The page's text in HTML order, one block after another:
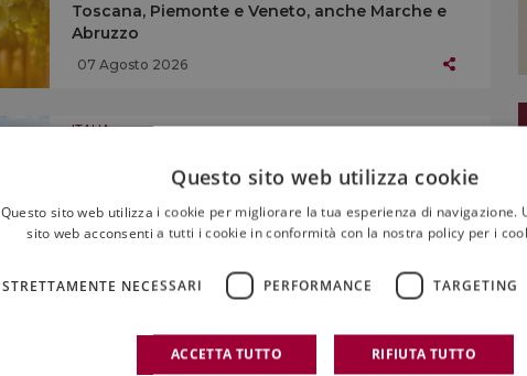
Toscana, Piemonte e Veneto, anche Marche e
Abruzzo
07 Agosto 2026
ITALIA
recepisce il regolamento Ue del 2024
07 Agosto 2026
ITALIA
Come abbinarlo? Braida si racconta con un quiz
Questo sito web utilizza cookie
Questo sito web utilizza i cookie per migliorare la tua esperienza di navigazione.
sito web acconsenti a tutti i cookie in conformità con la nostra policy per i
STRETTAMENTE NECESSARI PERFORMANCE TARGETING
ACCETTA TUTTO RIFIUTA TUTTO